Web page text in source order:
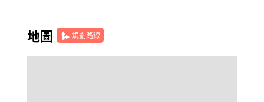
地圖 規劃路線